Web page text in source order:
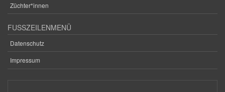
Züchter*innen
FUSSZEILENMENÜ
Datenschutz
Impressum